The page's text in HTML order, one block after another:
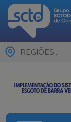
REGIÕES...